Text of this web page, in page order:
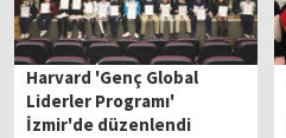
Harvard 'Genç Global
Liderler Programı'
İzmir'de düzenlendi